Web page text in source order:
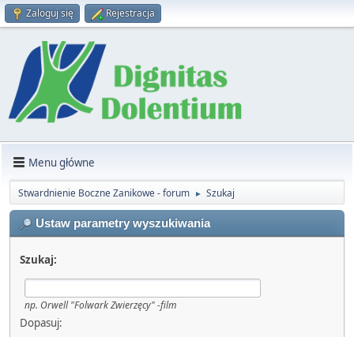
Zaloguj się Rejestracja
Menu główne
Stwardnienie Boczne Zanikowe - forum ► Szukaj
Ustaw parametry wyszukiwania
Szukaj:
np. Orwell "Folwark Zwierzęcy" -film
Dopasuj: